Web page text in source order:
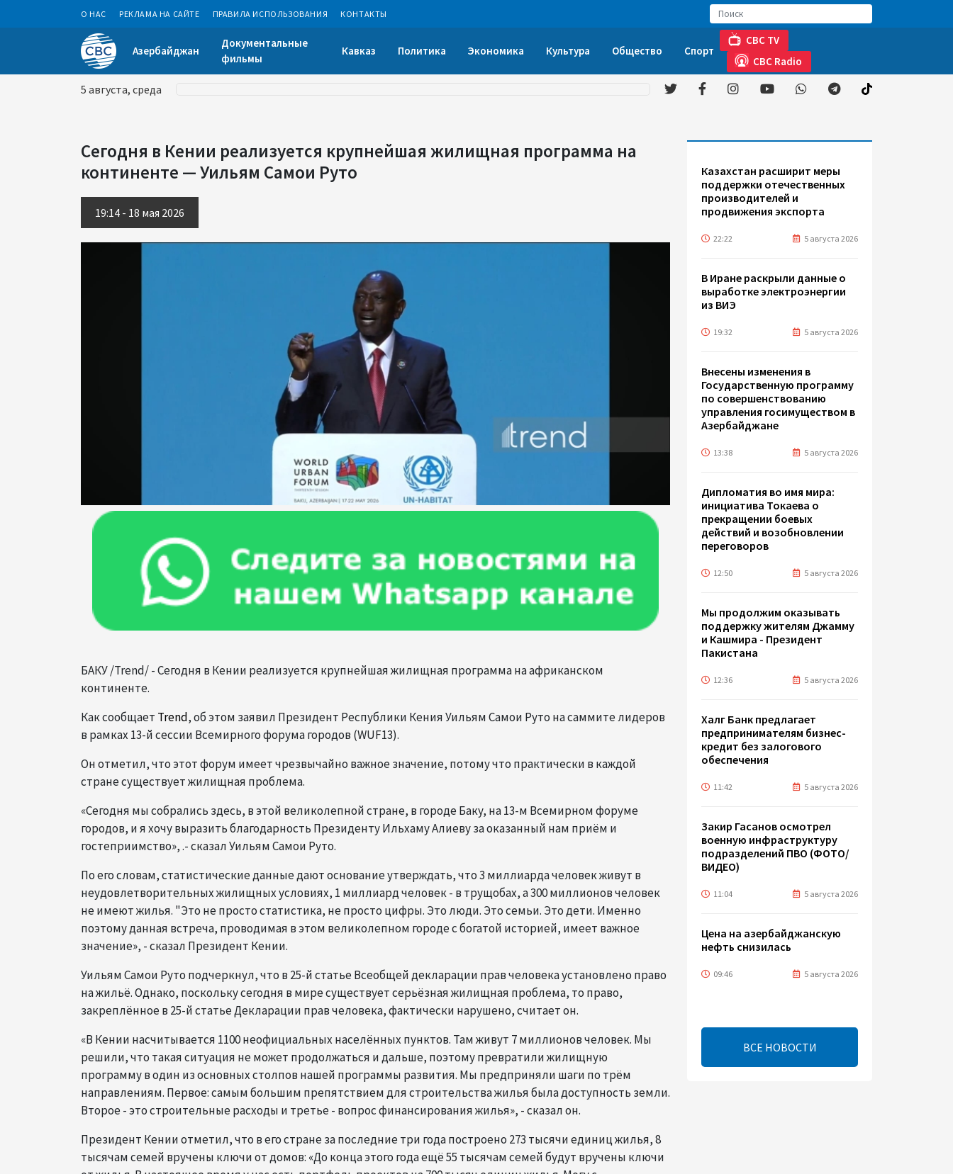
О НАС РЕКЛАМА НА САЙТЕ ПРАВИЛА ИСПОЛЬЗОВАНИЯ КОНТАКТЫ
Азербайджан
Документальные
фильмы
Кавказ Политика Экономика Культура Общество Спорт
CBC TV
CBC Radio
5 августа, среда
Сегодня в Кении реализуется крупнейшая жилищная программа на
континенте — Уильям Самои Руто
19:14 - 18 мая 2026
БАКУ /Trend/ - Сегодня в Кении реализуется крупнейшая жилищная программа на африканском
континенте.
Как сообщает Trend, об этом заявил Президент Республики Кения Уильям Самои Руто на саммите лидеров
в рамках 13-й сессии Всемирного форума городов (WUF13).
Он отметил, что этот форум имеет чрезвычайно важное значение, потому что практически в каждой
стране существует жилищная проблема.
«Сегодня мы собрались здесь, в этой великолепной стране, в городе Баку, на 13-м Всемирном форуме
городов, и я хочу выразить благодарность Президенту Ильхаму Алиеву за оказанный нам приём и
гостеприимство», .- сказал Уильям Самои Руто.
По его словам, статистические данные дают основание утверждать, что 3 миллиарда человек живут в
неудовлетворительных жилищных условиях, 1 миллиард человек - в трущобах, а 300 миллионов человек
не имеют жилья. "Это не просто статистика, не просто цифры. Это люди. Это семьи. Это дети. Именно
поэтому данная встреча, проводимая в этом великолепном городе с богатой историей, имеет важное
значение», - сказал Президент Кении.
Уильям Самои Руто подчеркнул, что в 25-й статье Всеобщей декларации прав человека установлено право
на жильё. Однако, поскольку сегодня в мире существует серьёзная жилищная проблема, то право,
закреплённое в 25-й статье Декларации прав человека, фактически нарушено, считает он.
«В Кении насчитывается 1100 неофициальных населённых пунктов. Там живут 7 миллионов человек. Мы
решили, что такая ситуация не может продолжаться и дальше, поэтому превратили жилищную
программу в один из основных столпов нашей программы развития. Мы предприняли шаги по трём
направлениям. Первое: самым большим препятствием для строительства жилья была доступность земли.
Второе - это строительные расходы и третье - вопрос финансирования жилья», - сказал он.
Президент Кении отметил, что в его стране за последние три года построено 273 тысячи единиц жилья, 8
тысячам семей вручены ключи от домов: «До конца этого года ещё 55 тысячам семей будут вручены ключи
Казахстан расширит меры
поддержки отечественных
производителей и
продвижения экспорта
22:22 5 августа 2026
В Иране раскрыли данные о
выработке электроэнергии
из ВИЭ
19:32 5 августа 2026
Внесены изменения в
Государственную программу
по совершенствованию
управления госимуществом в
Азербайджане
13:38 5 августа 2026
Дипломатия во имя мира:
инициатива Токаева о
прекращении боевых
действий и возобновлении
переговоров
12:50 5 августа 2026
Мы продолжим оказывать
поддержку жителям Джамму
и Кашмира - Президент
Пакистана
12:36 5 августа 2026
Халг Банк предлагает
предпринимателям бизнес-
кредит без залогового
обеспечения
11:42 5 августа 2026
Закир Гасанов осмотрел
военную инфраструктуру
подразделений ПВО (ФОТО/
ВИДЕО)
11:04 5 августа 2026
Цена на азербайджанскую
нефть cнизилась
09:46 5 августа 2026
ученый Эргун Кырлыковалы
раскритиковал позицию
Талеба по вопросу Рубена
Варданяна
ВСЕ НОВОСТИ